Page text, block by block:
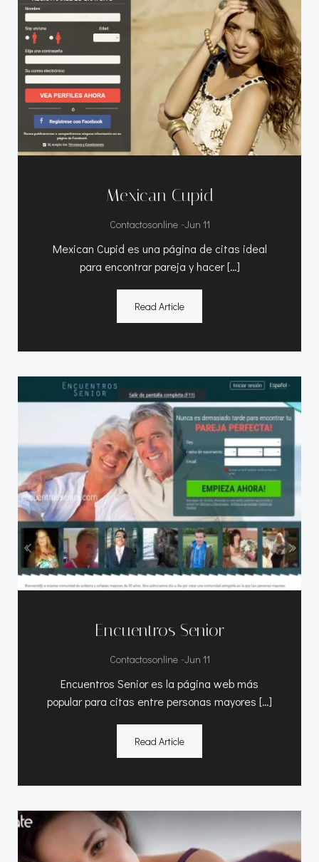
Mexican Cupid
Contactosonline -Jun 11
Mexican Cupid es una página de citas ideal
para encontrar pareja y hacer […]
Read Article
Encuentros Senior
Contactosonline -Jun 11
Encuentros Senior es la página web más
popular para citas entre personas mayores […]
Read Article